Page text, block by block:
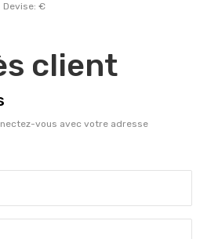
Devise: €
client
vous avec votre adresse